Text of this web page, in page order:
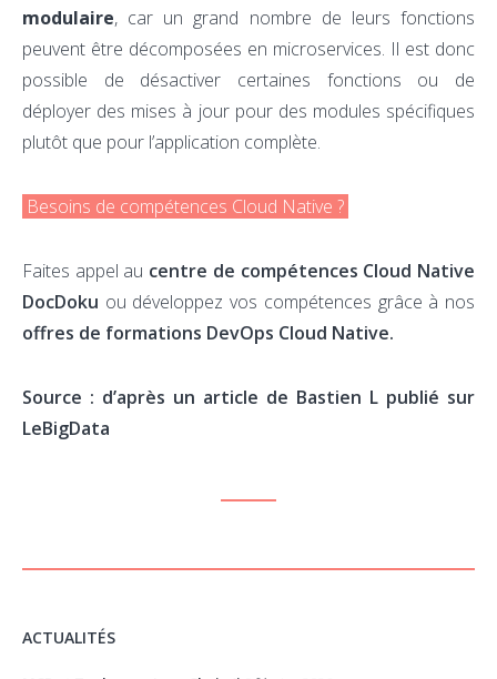
modulaire, car un grand nombre de leurs fonctions
peuvent être décomposées en microservices. Il est donc
possible de désactiver certaines fonctions ou de
déployer des mises à jour pour des modules spécifiques
plutôt que pour l’application complète.
Besoins de compétences Cloud Native ?
Faites appel au centre de compétences Cloud Native
DocDoku ou développez vos compétences grâce à nos
offres de formations DevOps Cloud Native.
Source : d’après un article de Bastien L publié sur
LeBigData
ACTUALITÉS